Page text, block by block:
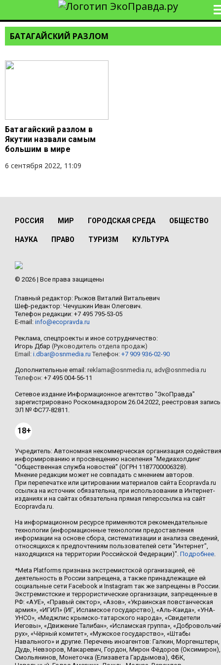
БАТАГАЙСКИЙ РАЗЛОМ
Батагайский разлом в
Якутии назвали самым
большим в мире
6 сентября 2022, 11:09
РОССИЯ МИР ГОРОДСКАЯ СРЕДА ОБЩЕСТВО
НАУКА ПРАВО ТУРИЗМ КУЛЬТУРА
© 2026 | Все права защищены
Главный редактор: Рыжов Виталий Витальевич
Шеф-редактор: Чечушкин Иван Олегович.
Телефон редакции: +7 495 795-53-05
E-mail: info@ecopravda.ru
Реклама, спецпроекты и иное сотрудничество:
Игорь Дбар (Руководитель отдела продаж)
Email: i.dbar@osnmedia.ru Телефон: +7 909 936-02-90
Дополнительные email: reklama@osnmedia.ru, adv@osnmedia.ru
Телефон: +7 495 004-56-11
Сетевое издание Информационное агентство "ЭкоПравда"
зарегистрировано Роскомнадзором 26.04.2022, реестровая запись
ЭЛ № ФС77-82811.
18+
Учредитель: Автономная некоммерческая организация содействия
информированию и просвещению населения "Медиахолдинг
"Общественная служба новостей" (ОГРН 1187700006328).
Мнение редакции может не совпадать с мнением авторов.
При перепечатке или цитировании материалов сайта Ecopravda.ru
ссылка на источник обязательна, при использовании в Интернет-
изданиях и на сайтах обязательна прямая гиперссылка на сайт
Ecopravda.ru.
На информационном ресурсе применяются рекомендательные
технологии (информационные технологии предоставления
информации на основе сбора, систематизации и анализа сведений,
относящихся к предпочтениям пользователей сети "Интернет",
находящихся на территории Российской Федерации)". Подробнее.
*Meta Platforms признана экстремистской организацией, её
деятельность в России запрещена, а также принадлежащие ей
социальные сети Facebook и Instagram так же запрещены в России.
Экстремистские и террористические организации, запрещенные в
РФ: «АУЕ», «Правый сектор», «Азов», «Украинская повстанческая
армия», «ИГИЛ» (ИГ, Исламское государство), «Аль-Каида», «УНА-
УНСО», «Меджлис крымско-татарского народа», «Свидетели
Иеговы», «Движение Талибан», «Исламская группа»,
рух», «Чёрный комитет», «Мужское государство», «Штабы
Навального» и другие. Перечень иноагентов: Галкин, Моргенштерн,
Дудь, Невзоров, Макаревич, Гордон, Мирон Фёдоров (Оксимирон),
Смольянинов, Монеточка (Елизавета Гардымова), ФБК,